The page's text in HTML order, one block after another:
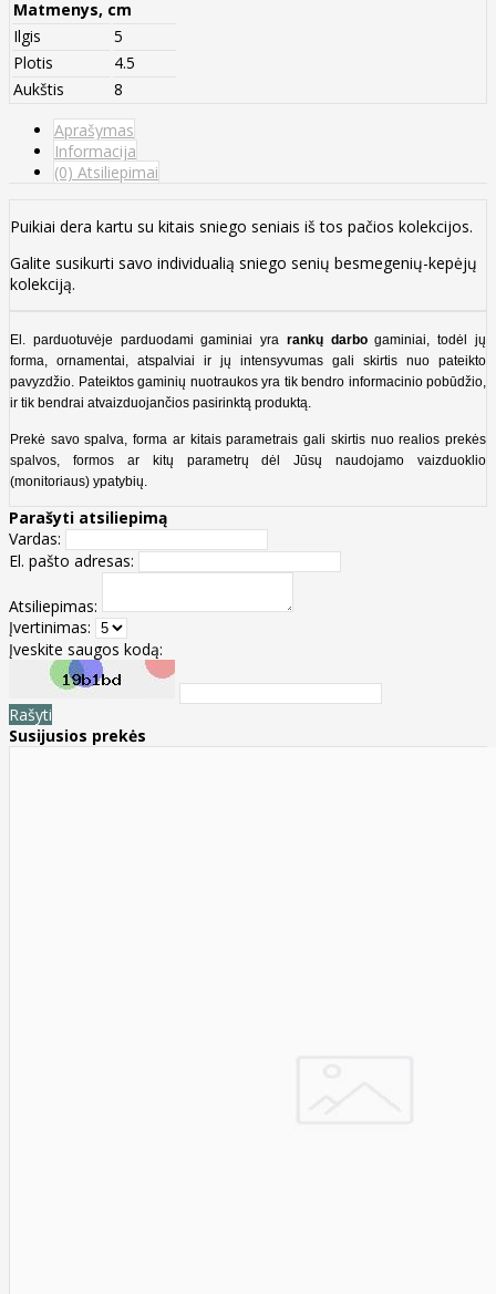
Matmenys, cm
Ilgis
5
Plotis
4.5
Aukštis
8
Aprašymas
Informacija
(0) Atsiliepimai
Puikiai dera kartu su kitais sniego seniais iš tos pačios kolekcijos.
Galite susikurti savo individualią sniego senių besmegenių-kepėjų
kolekciją.
El. parduotuvėje parduodami gaminiai yra rankų darbogaminiai, todėl jų
forma, ornamentai, atspalviai ir jų intensyvumas gali skirtis nuo pateikto
pavyzdžio. Pateiktos gaminių nuotraukos yra tik bendro informacinio pobūdžio,
ir tik bendrai atvaizduojančios pasirinktą produktą.
Prekė savo spalva, forma ar kitais parametrais gali skirtis nuo realios prekės
spalvos, formos ar kitų parametrų dėl Jūsų naudojamo vaizduoklio
(monitoriaus) ypatybių.
Parašyti atsiliepimą
Vardas:
El. pašto adresas:
Atsiliepimas:
Įvertinimas:
Įveskite saugos kodą:
Rašyti
Susijusios prekės